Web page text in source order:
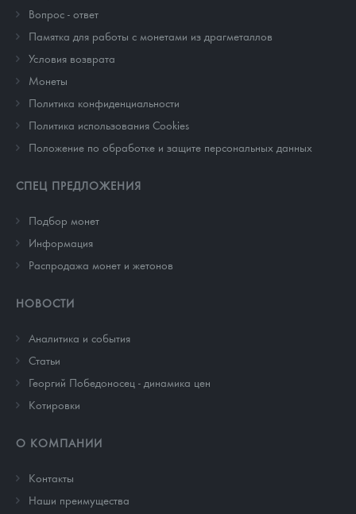
Вопрос - ответ
Памятка для работы с монетами из драгметаллов
Условия возврата
Монеты
Политика конфиденциальности
Политика использования Cookies
Положение по обработке и защите персональных данных
СПЕЦ ПРЕДЛОЖЕНИЯ
Подбор монет
Информация
Распродажа монет и жетонов
НОВОСТИ
Аналитика и события
Cтатьи
Георгий Победоносец - динамика цен
Котировки
О КОМПАНИИ
Контакты
Наши преимущества